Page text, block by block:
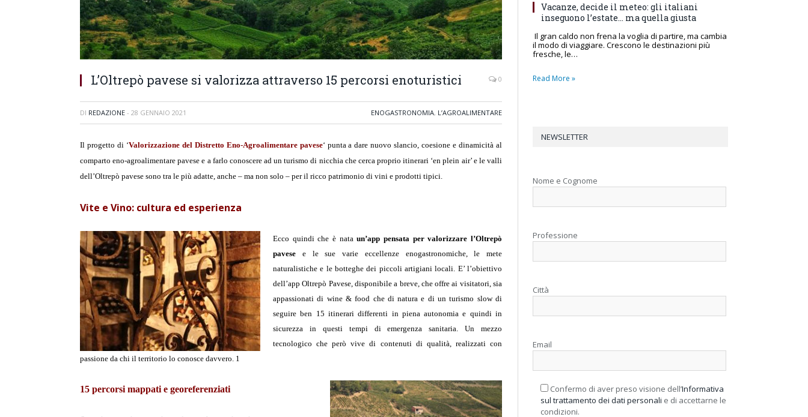
L’Oltrepò pavese si valorizza attraverso 15 percorsi enoturistici 0
DI REDAZIONE - 28 GENNAIO 2021 ENOGASTRONOMIA, L’AGROALIMENTARE
Il progetto di ‘Valorizzazione del Distretto Eno-Agroalimentare pavese‘ punta a dare nuovo slancio, coesione e dinamicità al
comparto eno-agroalimentare pavese e a farlo conoscere ad un turismo di nicchia che cerca proprio itinerari ‘en plein air’ e le valli
dell’Oltrepò pavese sono tra le più adatte, anche – ma non solo – per il ricco patrimonio di vini e prodotti tipici.
Vite e Vino: cultura ed esperienza
Ecco quindi che è nataun’app pensata per valorizzare l’Oltrepò
pavese e le sue varie eccellenze enogastronomiche, le mete
naturalistiche e le botteghe dei piccoli artigiani locali. E’ l’obiettivo
dell’app Oltrepò Pavese, disponibile a breve, che offre ai visitatori, sia
appassionati di wine & food che di natura e di un turismo slow di
seguire ben 15 itinerari differenti in piena autonomia e quindi in
sicurezza in questi tempi di emergenza sanitaria. Un mezzo
tecnologico che però vive di contenuti di qualità, realizzati con
passione da chi il territorio lo conosce davvero. 1
15 percorsi mappati e georeferenziati
Vacanze, decide il meteo: gli italiani
inseguono l’estate… ma quella giusta
Il gran caldo non frena la voglia di partire, ma cambia
il modo di viaggiare. Crescono le destinazioni più
fresche, le…
Read More »
NEWSLETTER
Nome e Cognome
Professione
Città
Email
Confermo di aver preso visione dell’Informativa
sul trattamento dei dati personali e di accettarne le
condizioni.